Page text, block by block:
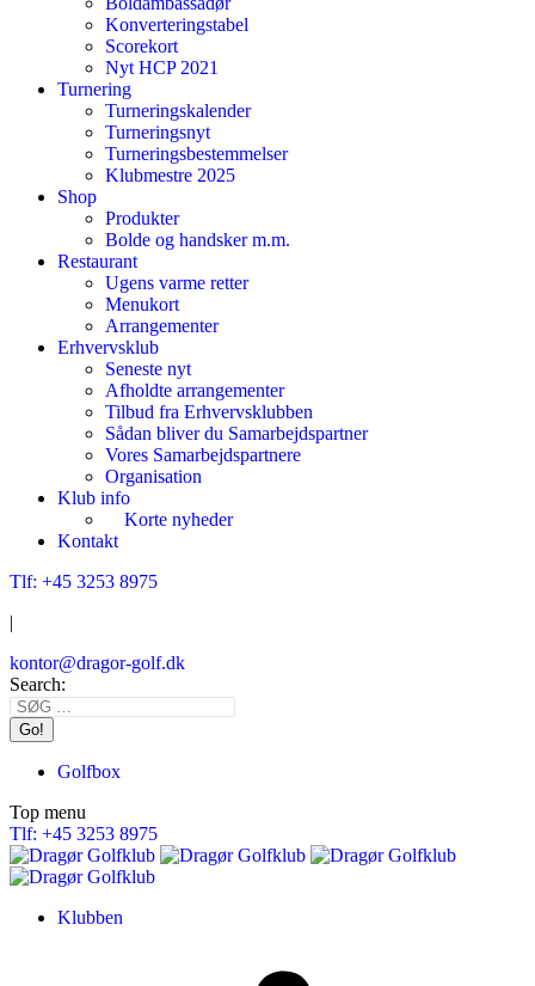
Konverteringstabel
Scorekort
Nyt HCP 2021
Turnering
Turneringskalender
Turneringsnyt
Turneringsbestemmelser
Klubmestre 2025
Shop
Produkter
Bolde og handsker m.m.
Restaurant
Ugens varme retter
Menukort
Arrangementer
Erhvervsklub
Seneste nyt
Afholdte arrangementer
Tilbud fra Erhvervsklubben
Sådan bliver du Samarbejdspartner
Vores Samarbejdspartnere
Organisation
Klub info
Korte nyheder
Kontakt
Tlf: +45 3253 8975
|
kontor@dragor-golf.dk
Search:
Golfbox
Top menu
Tlf: +45 3253 8975
Klubben